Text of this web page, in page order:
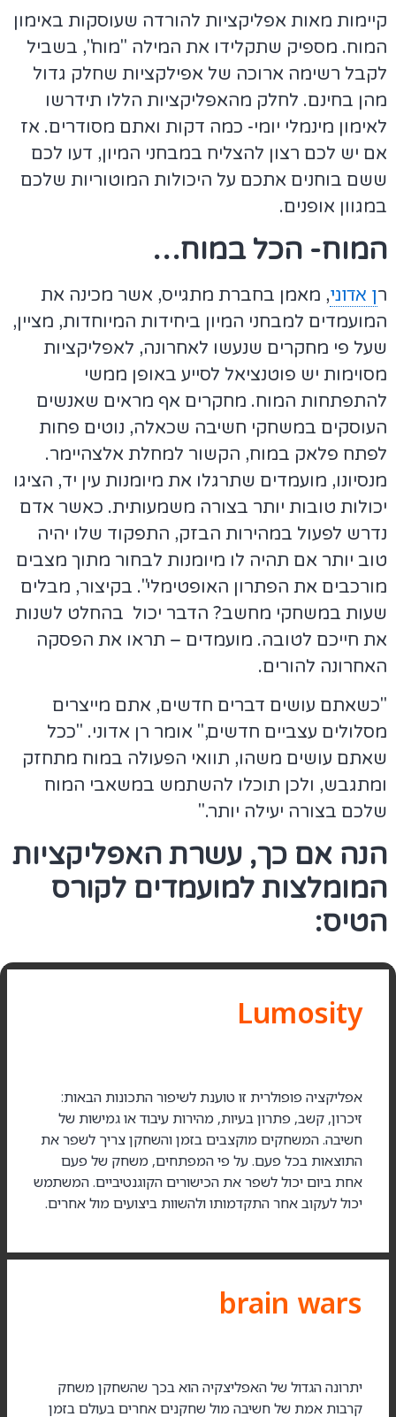
קיימות מאות אפליקציות להורדה שעוסקות באימון
המוח. מספיק שתקלידו את המילה "מוח", בשביל
לקבל רשימה ארוכה של אפילקציות שחלק גדול
מהן בחינם. לחלק מהאפליקציות הללו תידרשו
לאימון מינמלי יומי- כמה דקות ואתם מסודרים. אז
אם יש לכם רצון להצליח במבחני המיון, דעו לכם
ששם בוחנים אתכם על היכולות המוטוריות שלכם
במגוון אופנים.
המוח- הכל במוח…
רן אדוני, מאמן בחברת מתגייס, אשר מכינה את
המועמדים למבחני המיון ביחידות המיוחדות, מציין,
שעל פי מחקרים שנעשו לאחרונה, לאפליקציות
מסוימות יש פוטנציאל לסייע באופן ממשי
להתפתחות המוח. מחקרים אף מראים שאנשים
העוסקים במשחקי חשיבה שכאלה, נוטים פחות
לפתח פלאק במוח, הקשור למחלת אלצהיימר.
מנסיונו, מועמדים שתרגלו את מיומנות עין יד, הציגו
יכולות טובות יותר בצורה משמעותית. כאשר אדם
נדרש לפעול במהירות הבזק, התפקוד שלו יהיה
טוב יותר אם תהיה לו מיומנות לבחור מתוך מצבים
מורכבים את הפתרון האופטימלי". בקיצור, מבלים
שעות במשחקי מחשב? הדבר יכול בהחלט לשנות
את חייכם לטובה. מועמדים – תראו את הפסקה
האחרונה להורים.
"כשאתם עושים דברים חדשים, אתם מייצרים
מסלולים עצביים חדשים," אומר רן אדוני. "ככל
שאתם עושים משהו, תוואי הפעולה במוח מתחזק
ומתגבש, ולכן תוכלו להשתמש במשאבי המוח
שלכם בצורה יעילה יותר."
הנה אם כך, עשרת האפליקציות
המומלצות למועמדים לקורס
הטיס:
Lumosity
אפליקציה פופולרית זו טוענת לשיפור התכונות הבאות:
זיכרון, קשב, פתרון בעיות, מהירות עיבוד או גמישות של
חשיבה. המשחקים מוקצבים בזמן והשחקן צריך לשפר את
התוצאות בכל פעם. על פי המפתחים, משחק של פעם
אחת ביום יכול לשפר את הכישורים הקוגנטיביים. המשתמש
יכול לעקוב אחר התקדמותו ולהשוות ביצועים מול אחרים.
brain wars
יתרונה הגדול של האפליצקיה הוא בכך שהשחקן משחק
קרבות אמת של חשיבה מול שחקנים אחרים בעולם בזמן